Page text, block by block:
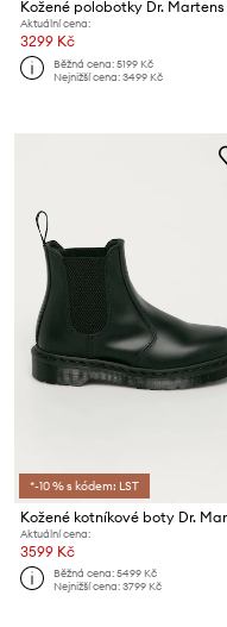
Aktuální cena:
3299 Kč
Běžná cena:5199 Kč
Nejnižší cena:3499 Kč
*-10 % s kódem: LST
Aktuální cena:
3599 Kč
Běžná cena:5499 Kč
Nejnižší cena:3799 Kč